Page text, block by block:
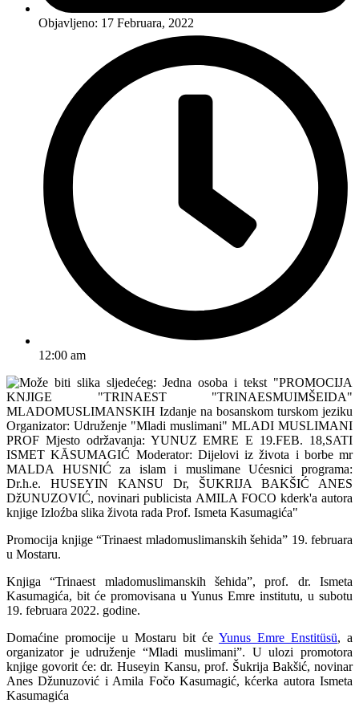
Objavljeno: 17 Februara, 2022
12:00 am
Promocija knjige “Trinaest mladomuslimanskih šehida” 19. februara
u Mostaru.
Knjiga “Trinaest mladomuslimanskih šehida”, prof. dr. Ismeta
Kasumagića, bit će promovisana u Yunus Emre institutu, u subotu
19. februara 2022. godine.
Domaćine promocije u Mostaru bit će Yunus Emre Enstitüsü, a
organizator je udruženje “Mladi muslimani”. U ulozi promotora
knjige govorit će: dr. Huseyin Kansu, prof. Šukrija Bakšić, novinar
Anes Džunuzović i Amila Fočo Kasumagić, kćerka autora Ismeta
Kasumagića